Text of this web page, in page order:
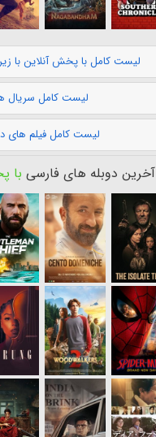
لیست کامل با پخش آنلاین با
لیست کامل سریال
لیست کامل فیلم های
آخرین دوبله های فارسی با